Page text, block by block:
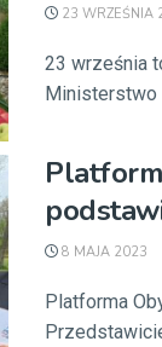
23 WRZEŚNIA
23 września
Ministerstwo
8 MAJA 2023
Platforma